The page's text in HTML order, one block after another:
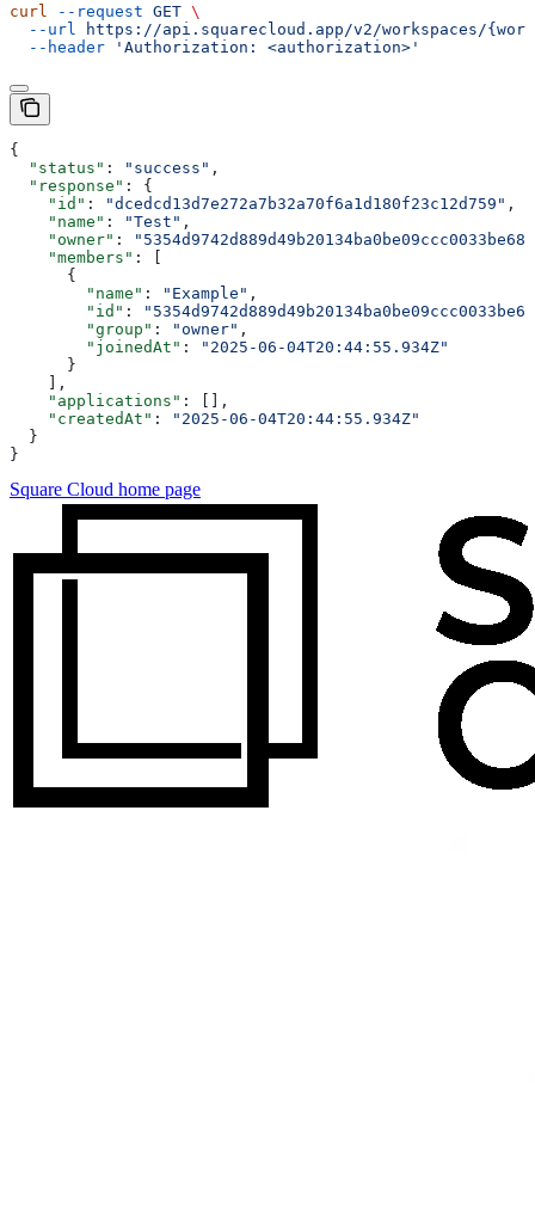
curl --request GET \
  --url
https://api.squarecloud.app/v2/workspaces/
  --header
'Authorization: <authorization>'
{
  "status"
: "success" ,
  "response"
: {
    "id"
: "dcedcd13d7e272a7b32a70f6a1d180f23c12d759" ,
    "name"
: "Test" ,
    "owner"
:
"5354d9742d889d49b20134ba0be09ccc0033be68"
    "members"
: [
      {
        "name"
: "Example" ,
        "id"
:
        "group"
: "owner" ,
        "joinedAt"
:
"2025-06-04T20:44:55.934Z"
      }
    ],
    "applications"
: [],
    "createdAt"
:
"2025-06-04T20:44:55.934Z"
  }
}
Square Cloud home page